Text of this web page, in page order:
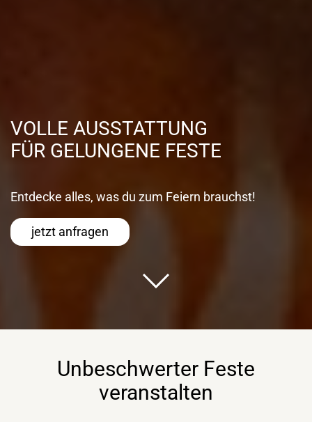
VOLLE AUSSTATTUNG
FÜR GELUNGENE FESTE
Entdecke alles, was du zum Feiern brauchst!
jetzt anfragen
Unbeschwerter Feste
veranstalten